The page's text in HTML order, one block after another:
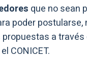
que no sean
poder postularse,
a través
CONICET.